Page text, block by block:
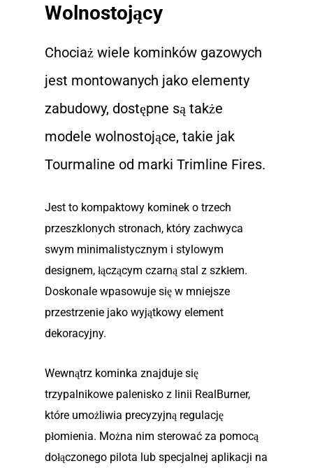
Wolnostojący
Chociaż wiele kominków gazowych
jest montowanych jako elementy
zabudowy, dostępne są także
modele wolnostojące, takie jak
Tourmaline od marki Trimline Fires.
Jest to kompaktowy kominek o trzech
przeszklonych stronach, który zachwyca
swym minimalistycznym i stylowym
designem, łączącym czarną stal z szkłem.
Doskonale wpasowuje się w mniejsze
przestrzenie jako wyjątkowy element
dekoracyjny.
Wewnątrz kominka znajduje się
trzypalnikowe palenisko z linii RealBurner,
które umożliwia precyzyjną regulację
płomienia. Można nim sterować za pomocą
dołączonego pilota lub specjalnej aplikacji na